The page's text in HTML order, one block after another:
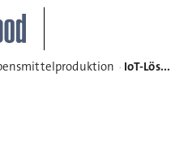
IoT-Lösung für die Lebensmittel-Produktion